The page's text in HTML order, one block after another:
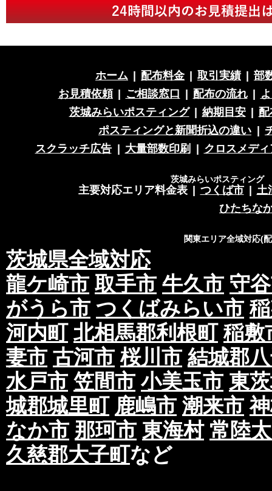
ホーム 配布料金 取引実績
部
お見積依頼
ご相談窓口 配布の流れ
茨城みらいポスティング
納期目安
ポスティングと新聞折込の違い
スクラッチ広告
大量部数印刷 クロスメディ
茨城みらいポスティング
主要対応エリア料金表 つくば市
土
ひたちな
関東エリア全域対応(
茨城県全域対応
龍ケ崎市 取手市 牛久市 守
がうら市 つくばみらい市
河内町 北相馬郡利根町 稲敷
妻市 古河市 桜川市 結城郡
水戸市 笠間市 小美玉市 東
城郡城里町 鹿嶋市 潮来市
なか市 那珂市 東海村 常陸
久慈郡大子町など